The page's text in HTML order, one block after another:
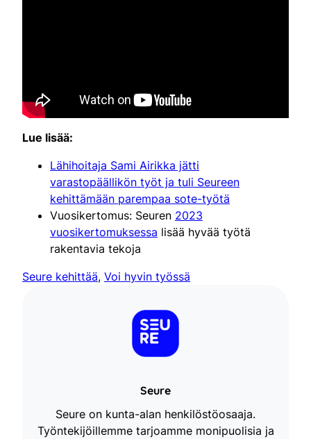
Lue lisää:
Lähihoitaja Sami Airikka jätti
varastopäällikön työt ja tuli Seureen
kehittämään parempaa sote-työtä
Vuosikertomus: Seuren 2023
vuosikertomuksessa lisää hyvää työtä
rakentavia tekoja
Seure kehittää, Voi hyvin työssä
Seure
Seure on kunta-alan henkilöstöosaaja.
Työntekijöillemme tarjoamme monipuolisia ja